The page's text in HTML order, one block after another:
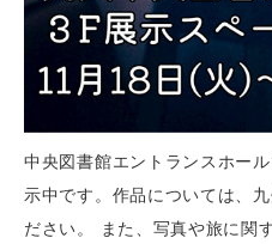
中央図書館エントランスホー
示中です。作品については、
ださい。 また、写真や旅に関